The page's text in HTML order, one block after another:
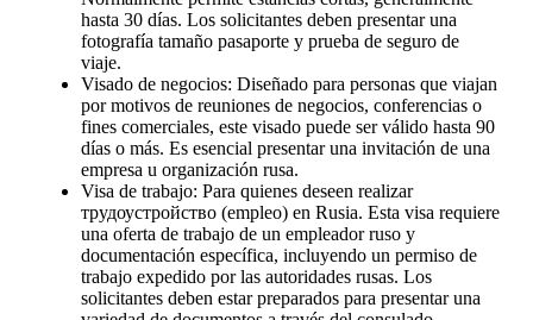
hasta 30 días. Los solicitantes deben presentar una
fotografía tamaño pasaporte y prueba de seguro de
viaje.
Visado de negocios: Diseñado para personas que viajan
por motivos de reuniones de negocios, conferencias o
fines comerciales, este visado puede ser válido hasta 90
días o más. Es esencial presentar una invitación de una
empresa u organización rusa.
Visa de trabajo: Para quienes deseen realizar
трудоустройство (empleo) en Rusia. Esta visa requiere
una oferta de trabajo de un empleador ruso y
documentación específica, incluyendo un permiso de
trabajo expedido por las autoridades rusas. Los
solicitantes deben estar preparados para presentar una